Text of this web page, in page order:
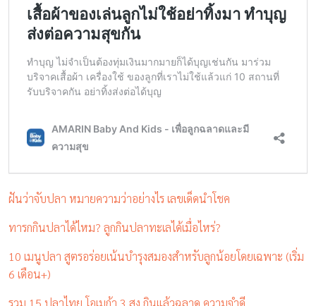
ฝันว่าจับปลา หมายความว่าอย่างไร เลขเด็ดนำโชค
ทารกกินปลาได้ไหม? ลูกกินปลาทะเลได้เมื่อไหร่?
10 เมนูปลา สูตรอร่อยเน้นบำรุงสมองสำหรับลูกน้อยโดยเฉพาะ (เริ่ม
6 เดือน+)